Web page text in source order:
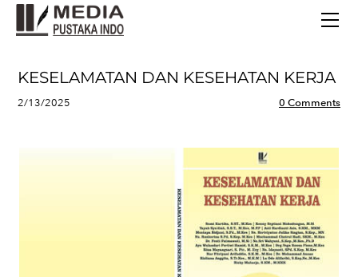
KESELAMATAN DAN KESEHATAN KERJA
2/13/2025 0 Comments